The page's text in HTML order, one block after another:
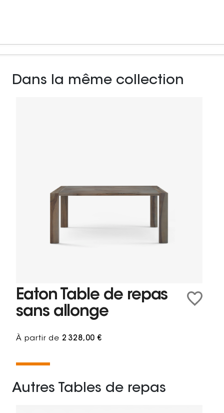
Dans la même collection
Eaton Table de repas
sans allonge
À partir de 2 328,00 €
Autres Tables de repas